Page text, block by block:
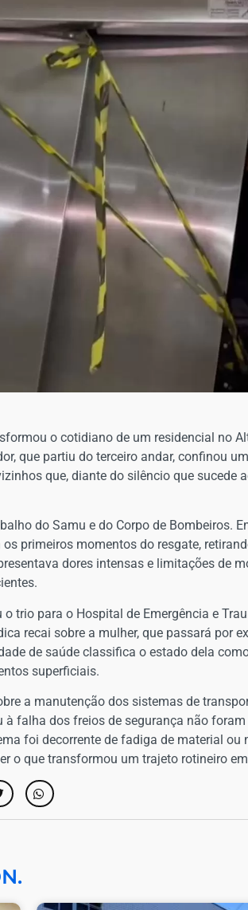
o cotidiano de um residencial no
que partiu do terceiro andar, confinou
que, diante do silêncio que sucede
do Samu e do Corpo de Bombeiros.
primeiros momentos do resgate,
dores intensas e limitações de
trio para o Hospital de Emergência e
recai sobre a mulher, que passará por
de saúde classifica o estado dela
superficiais.
a manutenção dos sistemas de
falha dos freios de segurança não
foi decorrente de fadiga de material
o que transformou um trajeto rotineiro